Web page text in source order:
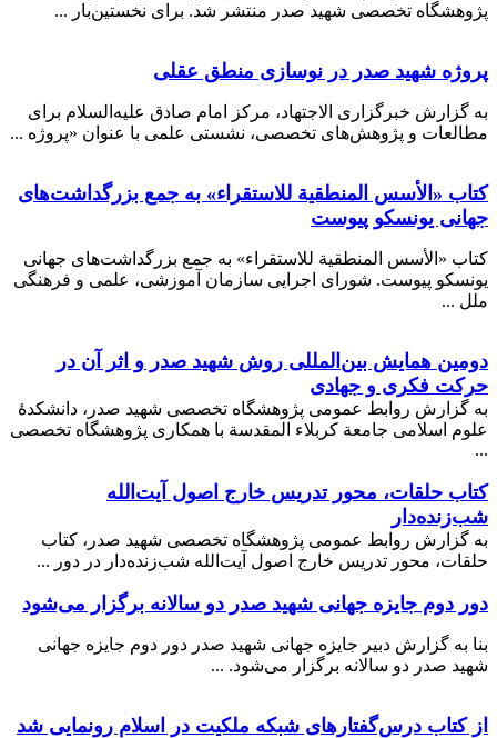
پژوهشگاه تخصصی شهید صدر منتشر شد. برای نخستین‌بار ...
پروژه شهید صدر در نوسازی منطق عقلی
به گزارش خبرگزاری الاجتهاد، مرکز امام صادق علیه‌السلام برای
مطالعات و پژوهش‌های تخصصی، نشستی علمی با عنوان «پروژه ...
کتاب «الأسس المنطقیة للاستقراء» به جمع بزرگداشت‌های
جهانی یونسکو پیوست
کتاب «الأسس المنطقیة للاستقراء» به جمع بزرگداشت‌های جهانی
یونسکو پیوست. شورای اجرایی سازمان آموزشی، علمی و فرهنگی
ملل ...
دومین همایش بین‌المللی روش شهید صدر و اثر آن در
حرکت فکری و جهادی
به گزارش روابط عمومی پژوهشگاه تخصصی شهید صدر، دانشکدۀ
علوم اسلامی جامعة كربلاء المقدسة با همکاری پژوهشگاه تخصصی
...
کتاب حلقات، محور تدریس خارج اصول آیت‌الله
شب‌زنده‌دار
به گزارش روابط عمومی پژوهشگاه تخصصی شهید صدر، کتاب
حلقات، محور تدریس خارج اصول آیت‌الله شب‌زنده‌دار در دور ...
دور دوم جایزه جهانی شهید صدر دو سالانه برگزار می‌شود
بنا به گزارش دبیر جایزه جهانی شهید صدر دور دوم جایزه جهانی
شهید صدر دو سالانه برگزار می‌شود. ...
از کتاب درس‌گفتارهای شبکه ملکیت در اسلام رونمایی شد